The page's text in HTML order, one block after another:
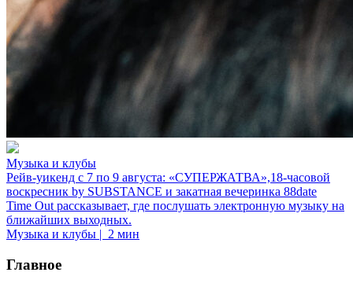
Музыка и клубы
Рейв-уикенд с 7 по 9 августа: «СУПЕРЖАТВА»,18-часовой
воскресник by SUBSTANCE и закатная вечеринка 88date
Time Out рассказывает, где послушать электронную музыку на
ближайших выходных.
Музыка и клубы | 2 мин
Главное